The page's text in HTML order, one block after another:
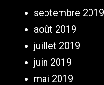
septembre 2019
août 2019
juillet 2019
juin 2019
mai 2019